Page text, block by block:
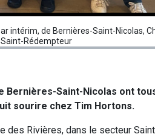
intérim, de Bernières-Saint-Nicolas,
Saint-Rédempteur
Saint-Nicolas ont
sourire chez Tim Hortons.
des Rivières, dans le secteur